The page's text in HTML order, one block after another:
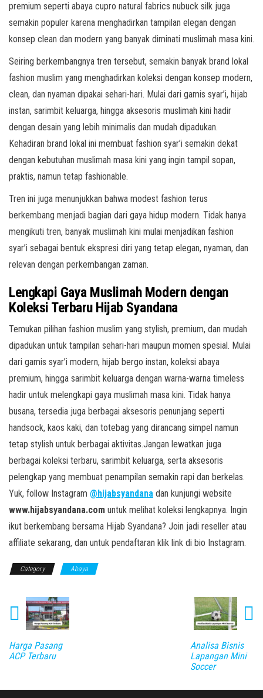
premium seperti abaya cupro natural fabrics nubuck silk juga
semakin populer karena menghadirkan tampilan elegan dengan
konsep clean dan modern yang banyak diminati muslimah masa kini.
Seiring berkembangnya tren tersebut, semakin banyak brand lokal
fashion muslim yang menghadirkan koleksi dengan konsep modern,
clean, dan nyaman dipakai sehari-hari. Mulai dari gamis syar’i, hijab
instan, sarimbit keluarga, hingga aksesoris muslimah kini hadir
dengan desain yang lebih minimalis dan mudah dipadukan.
Kehadiran brand lokal ini membuat fashion syar’i semakin dekat
dengan kebutuhan muslimah masa kini yang ingin tampil sopan,
praktis, namun tetap fashionable.
Tren ini juga menunjukkan bahwa modest fashion terus
berkembang menjadi bagian dari gaya hidup modern. Tidak hanya
mengikuti tren, banyak muslimah kini mulai menjadikan fashion
syar’i sebagai bentuk ekspresi diri yang tetap elegan, nyaman, dan
relevan dengan perkembangan zaman.
Lengkapi Gaya Muslimah Modern dengan
Koleksi Terbaru Hijab Syandana
Temukan pilihan fashion muslim yang stylish, premium, dan mudah
dipadukan untuk tampilan sehari-hari maupun momen spesial. Mulai
dari gamis syar’i modern, hijab bergo instan, koleksi abaya
premium, hingga sarimbit keluarga dengan warna-warna timeless
hadir untuk melengkapi gaya muslimah masa kini. Tidak hanya
busana, tersedia juga berbagai aksesoris penunjang seperti
handsock, kaos kaki, dan totebag yang dirancang simpel namun
tetap stylish untuk berbagai aktivitas.Jangan lewatkan juga
berbagai koleksi terbaru, sarimbit keluarga, serta aksesoris
pelengkap yang membuat penampilan semakin rapi dan berkelas.
Yuk, follow Instagram @hijabsyandana dan kunjungi website
www.hijabsyandana.com untuk melihat koleksi lengkapnya. Ingin
ikut berkembang bersama Hijab Syandana? Join jadi reseller atau
affiliate sekarang, dan untuk pendaftaran klik link di bio Instagram.
Category Abaya
Harga Pasang
ACP Terbaru
Analisa Bisnis
Lapangan Mini
Soccer